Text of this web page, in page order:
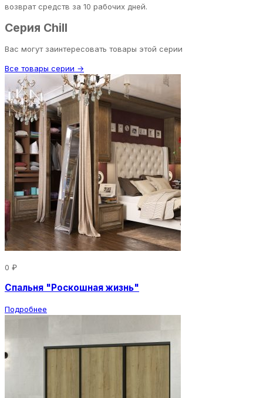
возврат средств за 10 рабочих дней.
Серия Chill
Вас могут заинтересовать товары этой серии
Все товары серии →
0 ₽
Спальня "Роскошная жизнь"
Подробнее